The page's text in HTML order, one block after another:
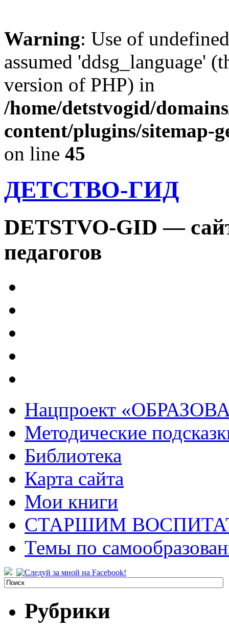
Warning: Use of
assumed 'ddsg_language'
version of PHP) in
/home/detstvogid/
content/plugins/sitemap-
on line 45
ДЕТСТВО-ГИД
DETSTVO-GID —
педагогов
Нацпроект
Методические
Библиотека
Карта сайта
Мои книги
СТАРШИМ
Темы по
Рубрики